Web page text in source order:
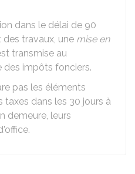
dans le délai de 90
travaux, une mise en
transmise au
des impôts fonciers.
pas les éléments
taxes dans les 30 jours à
demeure, leurs